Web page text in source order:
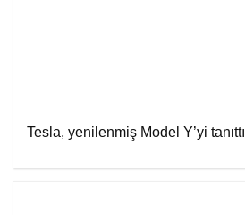
Tesla, yenilenmiş Model Y’yi tanıttı